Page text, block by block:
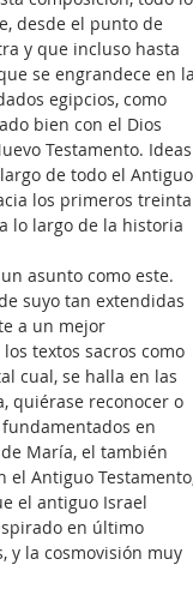
desde el punto de
y que incluso hasta
se engrandece en
egipcios, como
bien con el Dios
Testamento.
de todo el
los primeros
lo largo de la historia
asunto como este.
suyo tan extendidas
a un mejor
textos sacros como
cual, se halla en las
quiérase reconocer o
en
María, el también
el Antiguo
el antiguo Israel
en último
y la cosmovisión muy